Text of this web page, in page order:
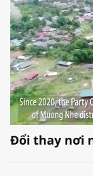
Đổi thay nơi